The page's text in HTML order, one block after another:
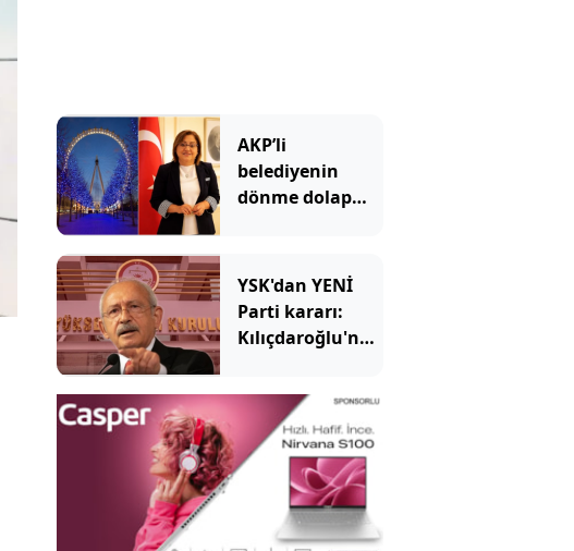
AKP’li
belediyenin
dönme dolap
yok” dediler,
ihaleyi kendi
şirketine
verdiler
YSK'dan YENİ
Parti kararı:
Kılıçdaroğlu'nun
oluyordu, en
istemediği
başına geldi